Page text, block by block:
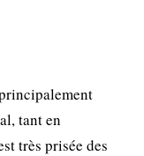
tant en
très prisée des